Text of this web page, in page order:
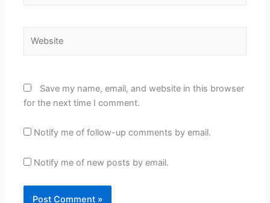
Save my name, email, and website in this browser
for the next time I comment.
Notify me of follow-up comments by email.
Notify me of new posts by email.